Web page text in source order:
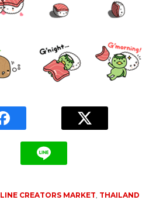
LINE CREATORS MARKET, THAILAND